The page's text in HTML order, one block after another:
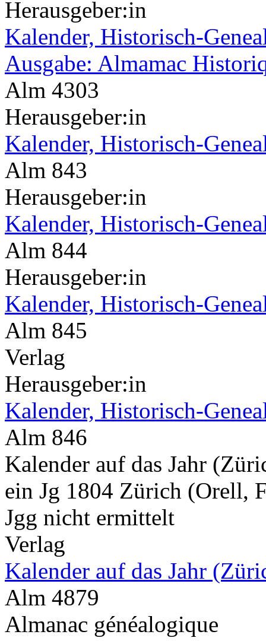
Herausgeber:in
Kalender, Historisch-
Ausgabe: Almamac
Alm 4303
Herausgeber:in
Kalender, Historisch-
Alm 843
Herausgeber:in
Kalender, Historisch-
Alm 844
Herausgeber:in
Kalender, Historisch-
Alm 845
Verlag
Herausgeber:in
Kalender, Historisch-
Alm 846
Kalender auf das Jahr
ein Jg 1804 Zürich (Orell,
Jgg nicht ermittelt
Verlag
Kalender auf das Jahr
Alm 4879
Almanac généalogique